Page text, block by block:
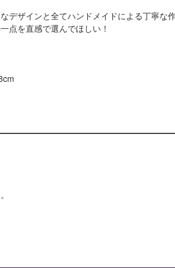
デザインと全てハンドメイドによる丁寧な作
点を直感で選んでほしい！